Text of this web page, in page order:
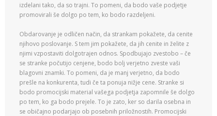
izdelani tako, da so trajni. To pomeni, da bodo vaše podjetje
promovirali še dolgo po tem, ko bodo razdeljeni.
Obdarovanje je odličen način, da strankam pokažete, da cenite
njihovo poslovanje. S tem jim pokažete, da jih cenite in želite z
njimi vzpostaviti dolgotrajen odnos. Spodbujajo zvestobo – če
se stranke počutijo cenjene, bodo bolj verjetno zveste vaši
blagovni znamki. To pomeni, da je manj verjetno, da bodo
prešle na konkurenta, tudi če ta ponuja nižje cene. Stranke si
bodo promocijski material vašega podjetja zapomnile še dolgo
po tem, ko ga bodo prejele. To je zato, ker so darila osebna in
se običajno podarjajo ob posebnih priložnostih. Promocijski